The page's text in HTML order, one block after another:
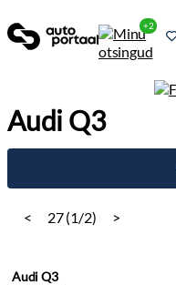
+2
Audi Q3
< 27 (1/2) >
Audi Q3